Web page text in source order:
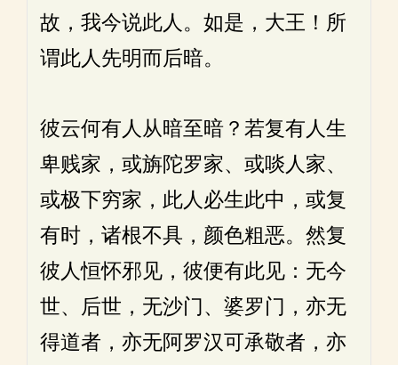
故，我今说此人。如是，大王！所
谓此人先明而后暗。
彼云何有人从暗至暗？若复有人生
卑贱家，或旃陀罗家、或啖人家、
或极下穷家，此人必生此中，或复
有时，诸根不具，颜色粗恶。然复
彼人恒怀邪见，彼便有此见：无今
世、后世，无沙门、婆罗门，亦无
得道者，亦无阿罗汉可承敬者，亦